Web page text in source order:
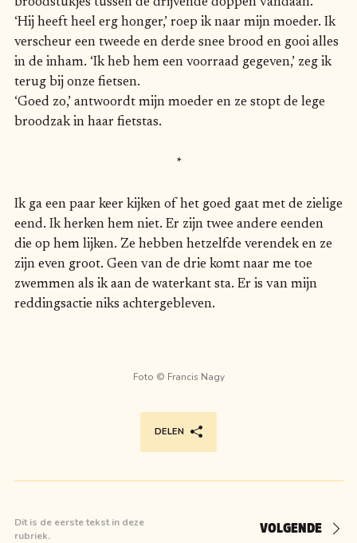
broodstukjes tussen de drijvende doppen vandaan.
‘Hij heeft heel erg honger,’ roep ik naar mijn moeder. Ik
verscheur een tweede en derde snee brood en gooi alles
in de inham. ‘Ik heb hem een voorraad gegeven,’ zeg ik
terug bij onze fietsen.
‘Goed zo,’ antwoordt mijn moeder en ze stopt de lege
broodzak in haar fietstas.
*
Ik ga een paar keer kijken of het goed gaat met de zielige
eend. Ik herken hem niet. Er zijn twee andere eenden
die op hem lijken. Ze hebben hetzelfde verendek en ze
zijn even groot. Geen van de drie komt naar me toe
zwemmen als ik aan de waterkant sta. Er is van mijn
reddingsactie niks achtergebleven.
Foto © Francis Nagy
DELEN
Dit is de eerste tekst in deze
rubriek.
VOLGENDE